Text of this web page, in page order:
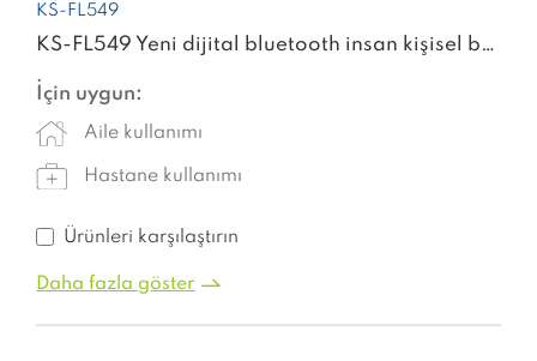
KS-FL549
KS-FL549 Yeni dijital bluetooth insan kişisel bmi vücut yağ ölçeği ağırlık analizi fitness spor salonu ev akıllı ölçekler uygulaması ile
İçin uygun:
Aile kullanımı
Hastane kullanımı
Ürünleri karşılaştırın
Daha fazla göster